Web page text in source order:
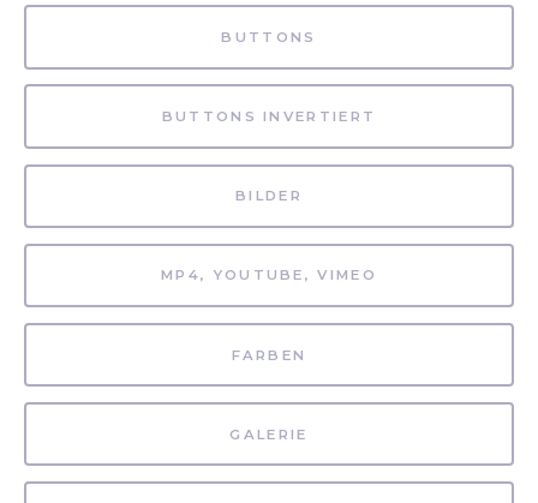
BUTTONS
BUTTONS INVERTIERT
BILDER
MP4, YOUTUBE, VIMEO
FARBEN
GALERIE